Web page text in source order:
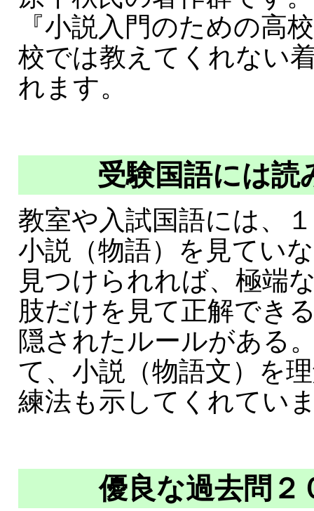
『小説入門のための高
校では教えてくれない
れます。
受験国語には読
教室や入試国語には、
小説（物語）を見てい
見つけられれば、極端
肢だけを見て正解でき
隠されたルールがある
て、小説（物語文）を
練法も示してくれてい
優良な過去問２